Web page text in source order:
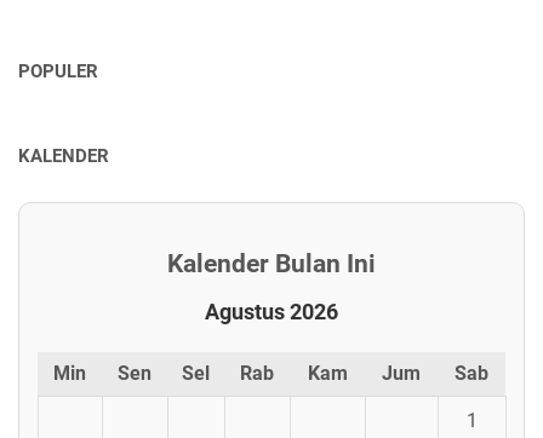
POPULER
KALENDER
Kalender Bulan Ini
Agustus 2026
Min Sen Sel Rab Kam Jum Sab
1